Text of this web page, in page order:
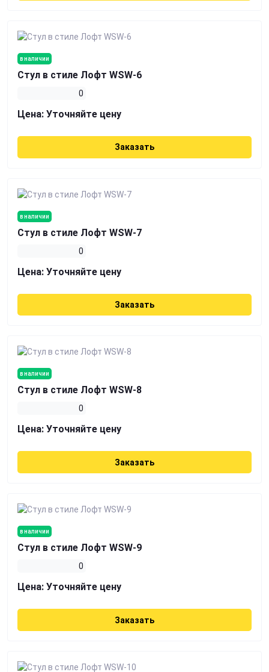
в наличии
Стул в стиле Лофт WSW-6
0
Цена: Уточняйте цену
Заказать
в наличии
Стул в стиле Лофт WSW-7
0
Цена: Уточняйте цену
Заказать
в наличии
Стул в стиле Лофт WSW-8
0
Цена: Уточняйте цену
Заказать
в наличии
Стул в стиле Лофт WSW-9
0
Цена: Уточняйте цену
Заказать